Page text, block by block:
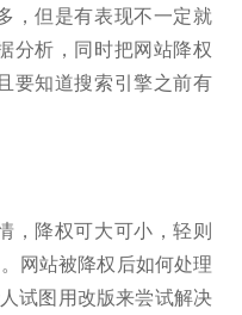
，但是有表现不一定就
分析，同时把网站降权
要知道搜索引擎之前有
，降权可大可小，轻则
网站被降权后如何处理
试图用改版来尝试解决